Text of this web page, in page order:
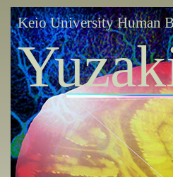
Keio University Human